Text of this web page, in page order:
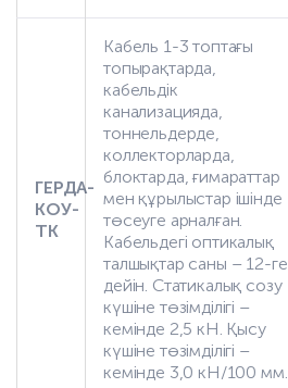
ГЕРДА-
КОУ-
ТК
Кабель 1-3 топтағы
топырақтарда,
кабельдік
канализацияда,
тоннельдерде,
коллекторларда,
блоктарда, ғимараттар
мен құрылыстар ішінде
төсеуге арналған.
Кабельдегі оптикалық
талшықтар саны – 12-ге
дейін. Статикалық созу
күшіне төзімділігі –
кемінде 2,5 кН. Қысу
күшіне төзімділігі –
кемінде 3,0 кН/100 мм.